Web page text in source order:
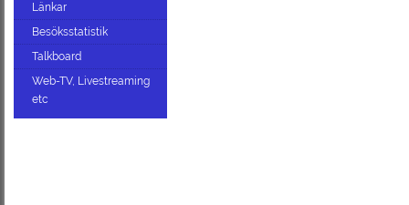
Länkar
Besöksstatistik
Talkboard
Web-TV, Livestreaming
etc